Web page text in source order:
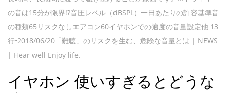
の音は15分が限界!?音圧レベル（dBSPL）一日あたりの許容基準音
の種類65リスクなしエアコン60イヤホンでの適度の音量設定他 13
行•2018/06/20「難聴」のリスクを生む、危険な音量とは | NEWS
| Hear well Enjoy life.
イヤホン 使いすぎるとどうな